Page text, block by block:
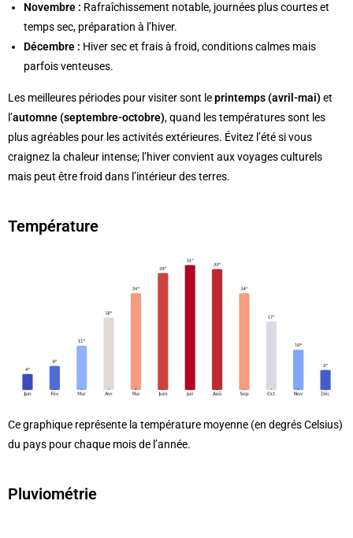
Novembre : Rafraîchissement notable, journées plus courtes et
temps sec, préparation à l’hiver.
Décembre : Hiver sec et frais à froid, conditions calmes mais
parfois venteuses.
Les meilleures périodes pour visiter sont leprintemps (avril-mai) et
l’automne (septembre-octobre), quand les températures sont les
plus agréables pour les activités extérieures. Évitez l’été si vous
craignez la chaleur intense; l’hiver convient aux voyages culturels
mais peut être froid dans l’intérieur des terres.
Température
Ce graphique représente la température moyenne (en degrés Celsius)
du pays pour chaque mois de l’année.
Pluviométrie